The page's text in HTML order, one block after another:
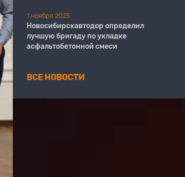
1 ноября 2025
Новосибирскавтодор определил
лучшую бригаду по укладке
асфальтобетонной смеси
ВСЕ НОВОСТИ